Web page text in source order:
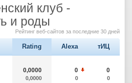
клуб -
и роды
Рейтинг веб-сайтов за последние 30 дней
Rating Alexa тИЦ
0,0000
0,0000
0
0
0
0